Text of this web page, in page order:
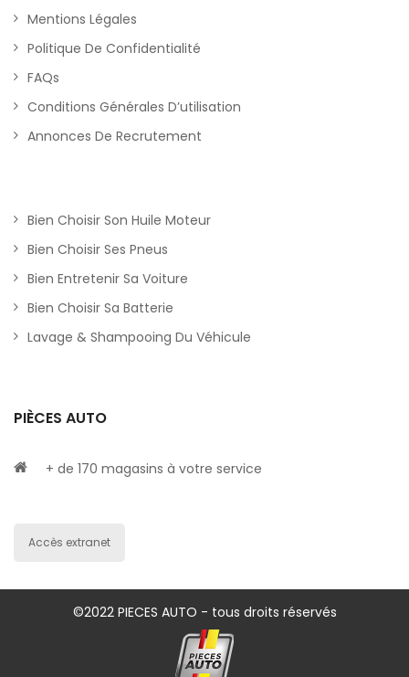
Mentions Légales
Politique De Confidentialité
FAQs
Conditions Générales D’utilisation
Annonces De Recrutement
Bien Choisir Son Huile Moteur
Bien Choisir Ses Pneus
Bien Entretenir Sa Voiture
Bien Choisir Sa Batterie
Lavage & Shampooing Du Véhicule
PIÈCES AUTO
+ de 170 magasins à votre service
Accès extranet
©2022 PIECES AUTO - tous droits réservés